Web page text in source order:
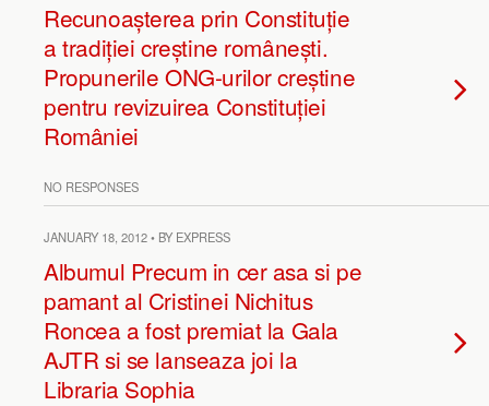
Recunoașterea prin Constituție
a tradiției creștine românești.
Propunerile ONG-urilor creștine
pentru revizuirea Constituției
României
NO RESPONSES
JANUARY 18, 2012 • BY EXPRESS
Albumul Precum in cer asa si pe
pamant al Cristinei Nichitus
Roncea a fost premiat la Gala
AJTR si se lanseaza joi la
Libraria Sophia